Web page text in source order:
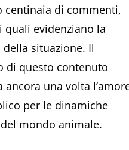
centinaia di commenti,
quali evidenziano la
situazione. Il
di questo contenuto
ancora una volta
per le dinamiche
mondo animale.